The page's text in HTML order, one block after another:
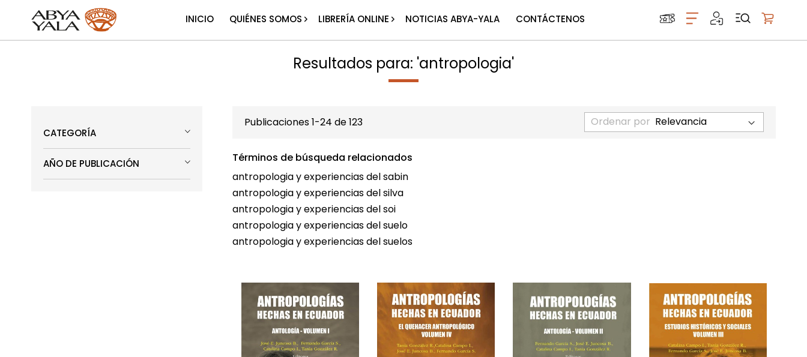
INICIO QUIÉNES SOMOS LIBRERÍA ONLINE NOTICIAS ABYA-YALA CONTÁCTENOS
Resultados para: 'antropologia'
Publicaciones1-24 de123 Ordenar por
Términos de búsqueda relacionados
antropologia y experiencias del sabin
antropologia y experiencias del silva
antropologia y experiencias del soi
antropologia y experiencias del suelo
antropologia y experiencias del suelos
CATEGORÍA
AÑO DE PUBLICACIÓN